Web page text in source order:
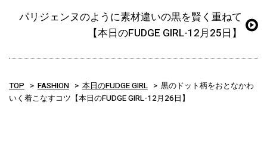
パリジェンヌのように素材違いの黒を賢く重ねて
【本日のFUDGE GIRL-12月25日】
TOP FASHION 本日のFUDGE GIRL
黒のドット柄をおとなかわ
いく着こなすコツ【本日のFUDGE GIRL-12月26日】